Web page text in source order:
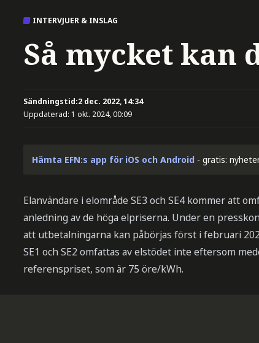
INTERVJUER & INSLAG
Så mycket kan
Sändningstid:2 dec. 2022, 14:34
Uppdaterad: 1 okt. 2024, 00:09
Hämta EFN:s app för iOS och Android - gratis:
Elanvändare i elområde SE3 och SE4 kommer att
anledning av de höga elpriserna. Under en
att utbetalningarna kan påbörjas först i februari
SE1 och SE2 omfattas av elstödet inte eftersom
referenspriset, som är 75 öre/kWh.